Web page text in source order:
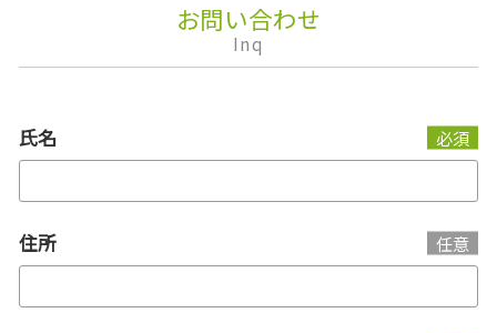
お問い合わせ
Inq
氏名 必須
住所 任意